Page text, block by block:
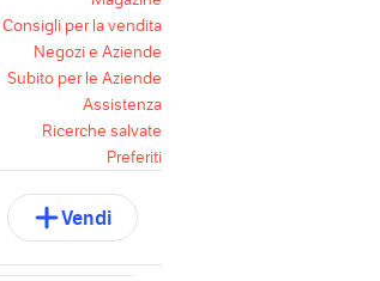
Consigli per la vendita
Negozi e Aziende
Subito per le Aziende
Assistenza
Ricerche salvate
Preferiti
Vendi